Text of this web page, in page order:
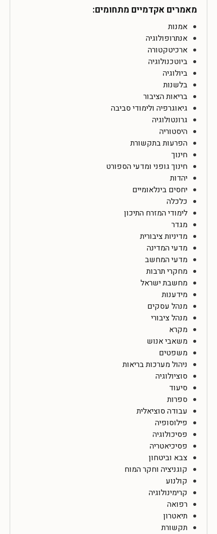
מאמרים אקדמיים מתחומים:
אמנות
אנתרופולוגיה
ארכיטקטורה
ביוטכנולוגיה
ביולוגיה
בלשנות
בריאות הציבור
גיאוגרפיה ולימודי סביבה
גרונטולוגיה
היסטוריה
הפרעות בתקשורת
חינוך
חינוך גופני ומדעי הספורט
יהדות
יחסים בינלאומיים
כלכלה
לימודי המזרח התיכון
מגדר
מדיניות ציבורית
מדעי המדינה
מדעי המחשב
מחקרי תרבות
מחשבת ישראל
מידענות
מנהל עסקים
מנהל ציבורי
מקרא
משאבי אנוש
משפטים
ניהול מערכות בריאות
סוציולוגיה
סיעוד
ספרות
עבודה סוציאלית
פילוסופיה
פסיכולוגיה
פסיכיאטריה
צבא וביטחון
קוגניציה וחקר המוח
קולנוע
קרימינולוגיה
רפואה
תיאטרון
תקשורת